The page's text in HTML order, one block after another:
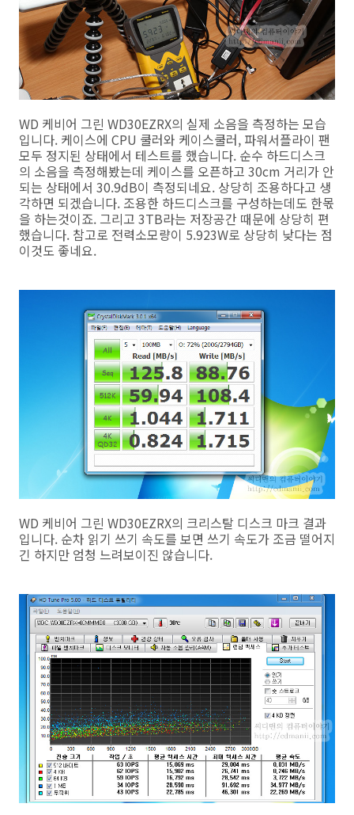
WD 케비어 그린 WD30EZRX의 실제 소음을 측정하는 모습
입니다. 케이스에 CPU 쿨러와 케이스쿨러, 파워서플라이 팬
모두 정지된 상태에서 테스트를 했습니다. 순수 하드디스크
의 소음을 측정해봤는데 케이스를 오픈하고 30cm 거리가 안
되는 상태에서 30.9dB이 측정되네요. 상당히 조용하다고 생
각하면 되겠습니다. 조용한 하드디스크를 구성하는데도 한몫
을 하는것이죠. 그리고 3TB라는 저장공간 때문에 상당히 편
했습니다. 참고로 전력소모량이 5.923W로 상당히 낮다는 점
이것도 좋네요.
WD 케비어 그린 WD30EZRX의 크리스탈 디스크 마크 결과
입니다. 순차 읽기 쓰기 속도를 보면 쓰기 속도가 조금 떨어지
긴 하지만 엄청 느려보이진 않습니다.